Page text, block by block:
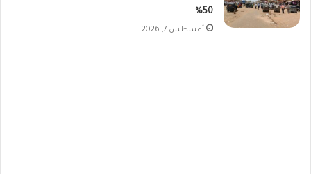
50%
أغسطس 7, 2026